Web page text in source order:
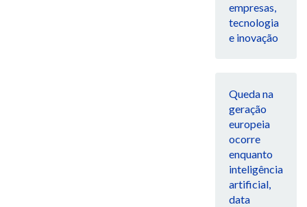
empresas,
tecnologia
e inovação
Queda na
geração
europeia
ocorre
enquanto
inteligência
artificial,
data